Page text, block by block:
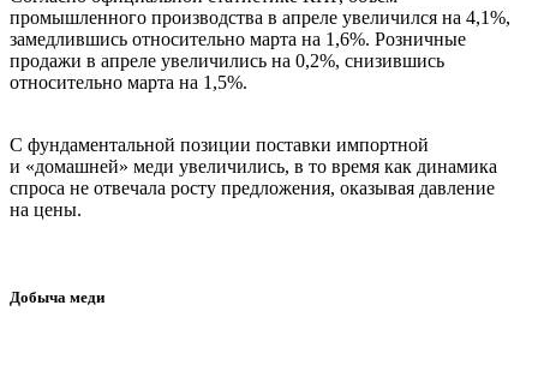
промышленного производства в апреле увеличился на 4,1%,
замедлившись относительно марта на 1,6%. Розничные
продажи в апреле увеличились на 0,2%, снизившись
относительно марта на 1,5%.
С фундаментальной позиции поставки импортной
и «домашней» меди увеличились, в то время как динамика
спроса не отвечала росту предложения, оказывая давление
на цены.
Добыча меди